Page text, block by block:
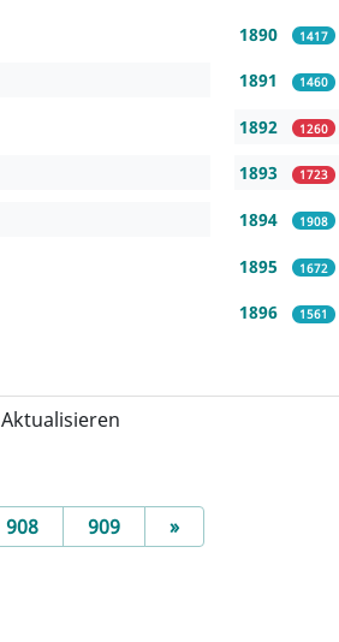
1890 1417
1891 1460
1892 1260
1893 1723
1894 1908
1895 1672
1896 1561
Aktualisieren
908 909 »Next